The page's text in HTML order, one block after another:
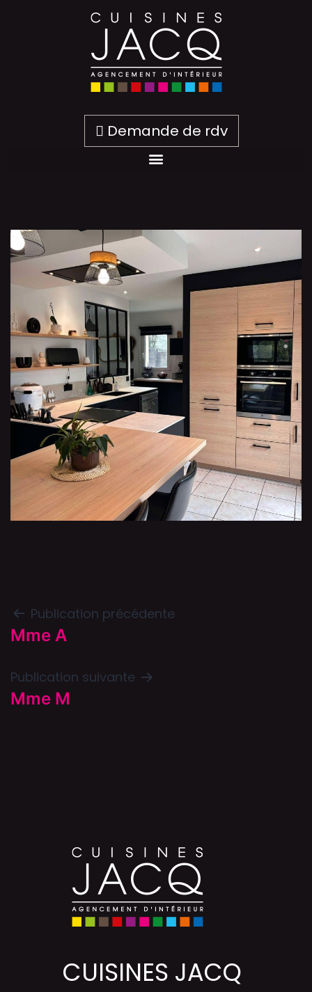
Demande de rdv
M et Mme C
Publication précédente
Mme A
Publication suivante
Mme M
CUISINES JACQ